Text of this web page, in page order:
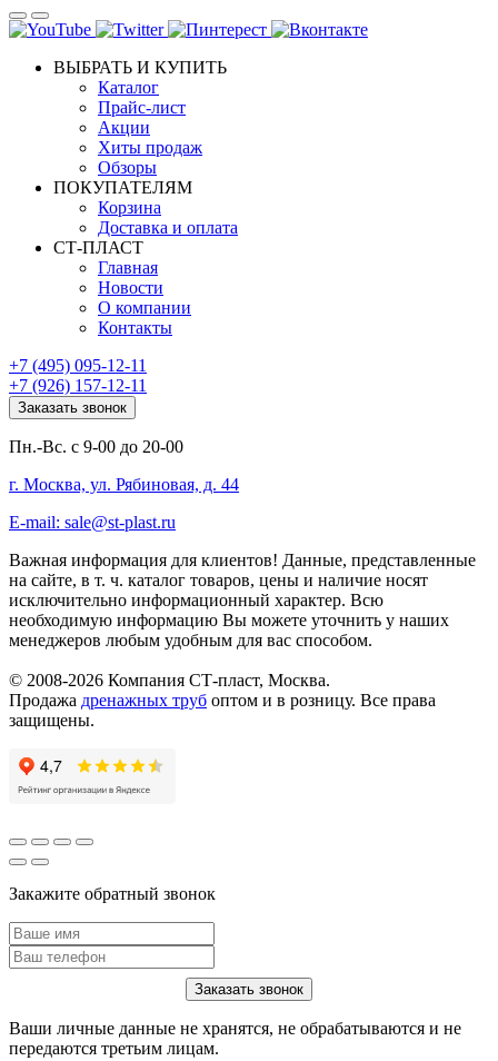
ВЫБРАТЬ И КУПИТЬ
Каталог
Прайс-лист
Акции
Хиты продаж
Обзоры
ПОКУПАТЕЛЯМ
Корзина
Доставка и оплата
СТ-ПЛАСТ
Главная
Новости
О компании
Контакты
+7 (495) 095-12-11
+7 (926) 157-12-11
Заказать звонок
Пн.-Вс. с 9-00 до 20-00
г. Москва, ул. Рябиновая, д. 44
E-mail: sale@st-plast.ru
Важная информация для клиентов! Данные, представленные
на сайте, в т. ч. каталог товаров, цены и наличие носят
исключительно информационный характер. Всю
необходимую информацию Вы можете уточнить у наших
менеджеров любым удобным для вас способом.
© 2008-2026 Компания СТ-пласт, Москва.
Продажа дренажных труб оптом и в розницу. Все права
защищены.
Закажите обратный звонок
Ваши личные данные не хранятся, не обрабатываются и не
передаются третьим лицам.